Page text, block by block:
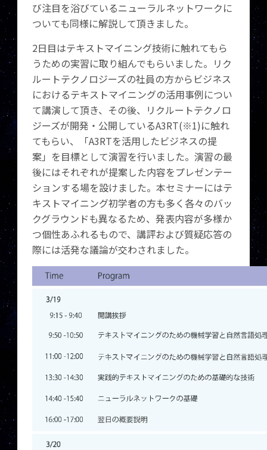
び注目を浴びているニューラルネットワークに
ついても同様に解説して頂きました。
2日目はテキストマイニング技術に触れてもら
うための実習に取り組んでもらいました。リク
ルートテクノロジーズの社員の方からビジネス
におけるテキストマイニングの活用事例につい
て講演して頂き、その後、リクルートテクノロ
ジーズが開発・公開しているA3RT(※1)に触れ
てもらい、「A3RTを活用したビジネスの提
案」を目標として演習を行いました。演習の最
後にはそれぞれが提案した内容をプレゼンテー
ションする場を設けました。本セミナーにはテ
キストマイニング初学者の方も多く各々のバッ
クグラウンドも異なるため、発表内容が多様か
つ個性あふれるもので、講評および質疑応答の
際には活発な議論が交わされました。